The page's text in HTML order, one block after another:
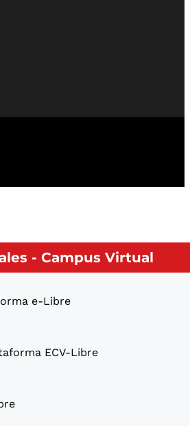
- Campus Virtual
e-Libre
ECV-Libre